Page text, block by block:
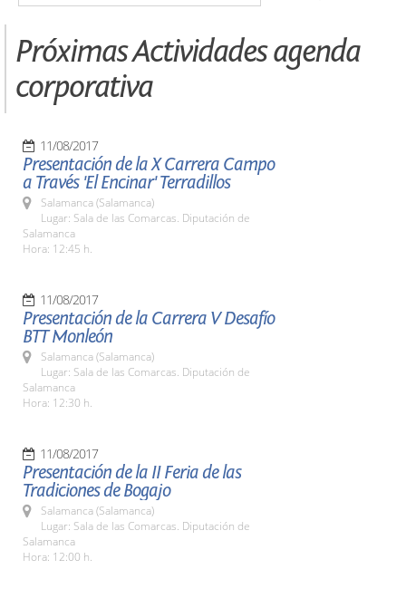
Próximas Actividades agenda
corporativa
11/08/2017
Presentación de la X Carrera Campo
a Través 'El Encinar' Terradillos
Salamanca (Salamanca)
Lugar: Sala de las Comarcas. Diputación de
Salamanca
Hora: 12:45 h.
11/08/2017
Presentación de la Carrera V Desafío
BTT Monleón
Salamanca (Salamanca)
Lugar: Sala de las Comarcas. Diputación de
Salamanca
Hora: 12:30 h.
11/08/2017
Presentación de la II Feria de las
Tradiciones de Bogajo
Salamanca (Salamanca)
Lugar: Sala de las Comarcas. Diputación de
Salamanca
Hora: 12:00 h.